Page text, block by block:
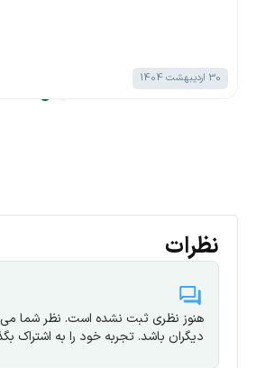
نظرات
هنوز نظری ثبت نشده است. نظر شما
دیگران باشد. تجربه خود را به اشتراک